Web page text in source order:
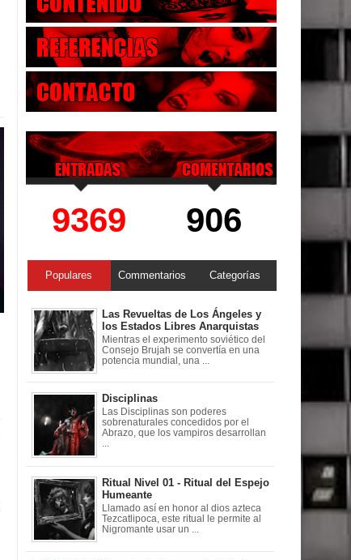
9369 906
Populares Commentarios Categorías
Las Revueltas de Los Ángeles y
los Estados Libres Anarquistas
Mientras el experimento soviético del
Consejo Brujah se convertía en una
potencia mundial, una ...
Disciplinas
Las Disciplinas son poderes
sobrenaturales concedidos por el
Abrazo, que los vampiros desarrollan
Ritual Nivel 01 - Ritual del Espejo
Humeante
Llamado así en honor al dios azteca
Tezcatlipoca, este ritual le permite al
Nigromante usar un ...